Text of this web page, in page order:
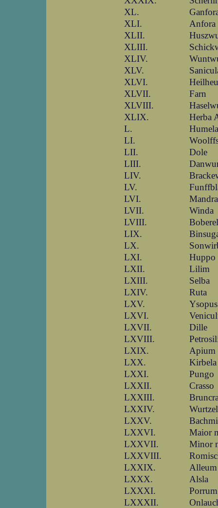
XL.
XLI.
Anfora
XLII.
XLIII.
XLIV.
XLV.
XLVI.
XLVII.
Farn
XLVIII.
XLIX.
Herba
L.
Humela
LI.
LII.
Dole
LIII.
LIV.
LV.
LVI.
LVII.
Winda
LVIII.
LIX.
LX.
LXI.
Huppo
LXII.
Lilim
LXIII.
Selba
LXIV.
Ruta
LXV.
Ysopus
LXVI.
LXVII.
Dille
LXVIII.
LXIX.
Apium
LXX.
Kirbela
LXXI.
Pungo
LXXII.
Crasso
LXXIII.
LXXIV.
Wurtzel
LXXV.
LXXVI.
Maior
LXXVII.
Minor
LXXVIII.
LXXIX.
Alleum
LXXX.
Alsla
LXXXI.
Porrum
LXXXII.